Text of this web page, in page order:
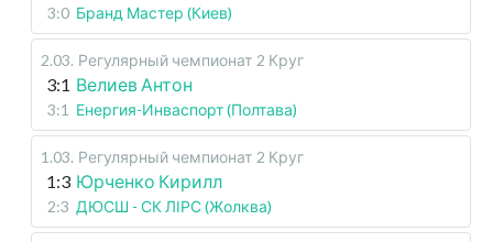
3:0 Бранд Мастер (Киев)
2.03. Регулярный чемпионат 2 Круг
3:1 Велиев Антон
3:1 Енергия-Инваспорт (Полтава)
1.03. Регулярный чемпионат 2 Круг
1:3 Юрченко Кирилл
2:3 ДЮСШ - СК ЛІРС (Жолква)